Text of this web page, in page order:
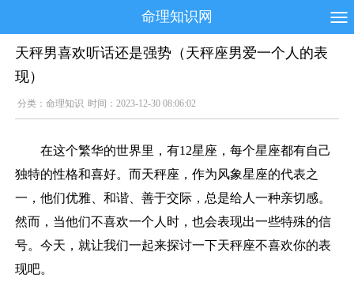
命理知识网
天秤男喜欢听话还是强势（天秤座男爱一个人的表
现）
分类： 命理知识 时间：2023-12-30 08:06:02
在这个繁华的世界里，有12星座，每个星座都有自己
独特的性格和喜好。而天秤座，作为风象星座的代表之
一，他们优雅、和谐、善于交际，总是给人一种亲切感。
然而，当他们不喜欢一个人时，也会表现出一些特殊的信
号。今天，就让我们一起来探讨一下天秤座不喜欢你的表
现吧。